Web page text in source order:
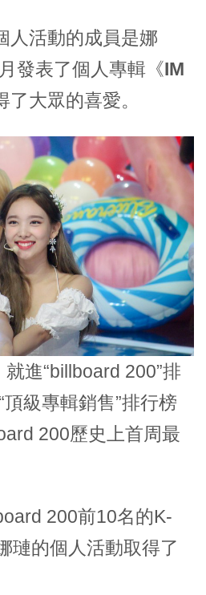
人活動的成員是娜
發表了個人專輯 《IM
了大眾的喜愛。
進“billboard 200”排
級專輯銷售”排行榜
200歷史上首周最
200前10名的K-
璉的個人活動取得了